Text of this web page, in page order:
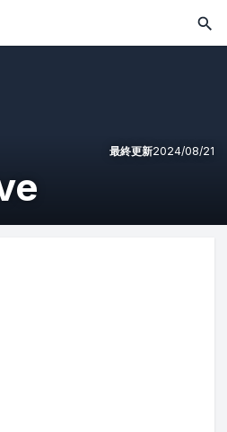
最終更新2024/08/21